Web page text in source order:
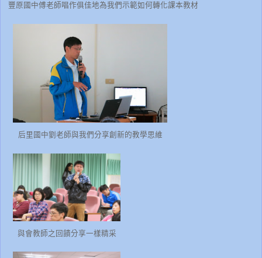
豐原國中傅老師唱作俱佳地為我們示範如何轉化課本教材
后里國中劉老師與我們分享創新的教學思維
與會教師之回饋分享一樣精采